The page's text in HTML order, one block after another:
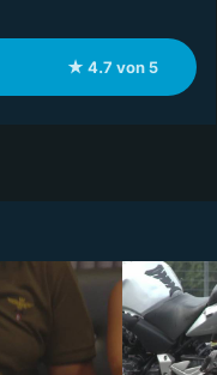
★ 4.7 von 5